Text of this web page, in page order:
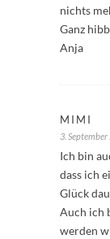
nichts
Ganz
Anja
MIMI
3.
Ich bin
dass ich
Glück
Auch ich
werden